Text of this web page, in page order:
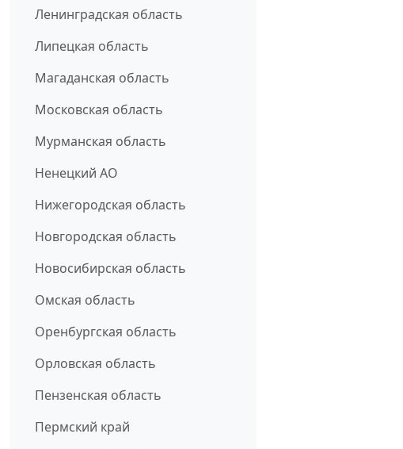
Ленинградская область
Липецкая область
Магаданская область
Московская область
Мурманская область
Ненецкий АО
Нижегородская область
Новгородская область
Новосибирская область
Омская область
Оренбургская область
Орловская область
Пензенская область
Пермский край